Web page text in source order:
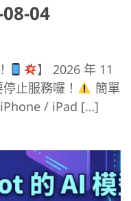
04
】 2026 年 11
止服務囉！
簡單
iPhone / iPad […]